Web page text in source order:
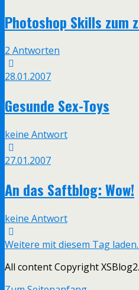
Photoshop Skills zum
2 Antworten
28.01.2007
Gesunde Sex-Toys
keine Antwort
27.01.2007
An das Saftblog: Wow!
keine Antwort
Weitere mit diesem Tag
All content Copyright